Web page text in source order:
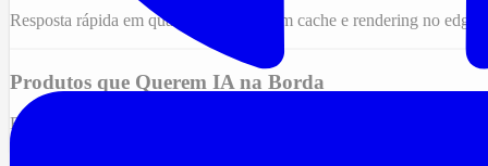
Resposta rápida em qualquer região, com cache e rendering no edge
Produtos que Querem IA na Borda
Busca semântica e inferência rodando perto do usuário com